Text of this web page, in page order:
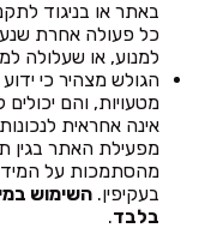
באתר או בניגוד
כל פעולה אחרת
למנוע, או שעלולה
הגולש מצהיר כי
מטעויות, והם
אינה אחראית
מפעילת האתר בגין
מהסתמכות על
בעקיפין. השימוש
בלבד.